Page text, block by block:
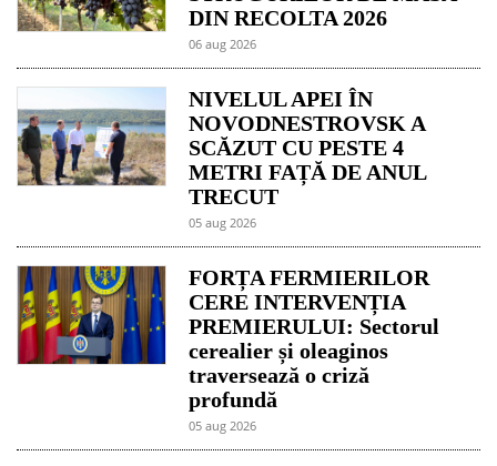
DIN RECOLTA 2026
06 aug 2026
NIVELUL APEI ÎN
NOVODNESTROVSK A
SCĂZUT CU PESTE 4
METRI FAȚĂ DE ANUL
TRECUT
05 aug 2026
FORȚA FERMIERILOR
CERE INTERVENȚIA
PREMIERULUI: Sectorul
cerealier și oleaginos
traversează o criză
profundă
05 aug 2026